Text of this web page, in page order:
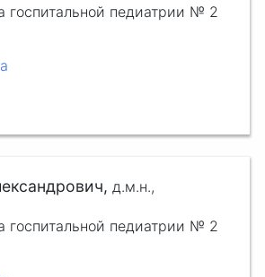
госпитальной педиатрии № 2
д.м.н.,
госпитальной педиатрии № 2